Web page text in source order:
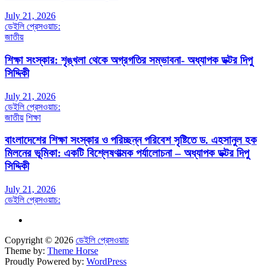
July 21, 2026
ডেইলি প্রেসওয়াচ:
জাতীয়
শিক্ষা সংস্কার: শৃঙ্খলা থেকে অগ্রগতির সম্ভাবনা- অধ্যাপক ডক্টর দিপু
সিদ্দিকী
July 21, 2026
ডেইলি প্রেসওয়াচ:
জাতীয় শিক্ষা
বাংলাদেশের শিক্ষা সংস্কার ও পরিচ্ছন্ন পরিবেশ সৃষ্টিতে ড. এহসানুল হক
মিলনের ভূমিকা: একটি বিশ্লেষণাত্মক পর্যালোচনা – অধ্যাপক ডক্টর দিপু
সিদ্দিকী
July 21, 2026
ডেইলি প্রেসওয়াচ:
Copyright © 2026 ডেইলি প্রেসওয়াচ
Theme by: Theme Horse
Proudly Powered by: WordPress